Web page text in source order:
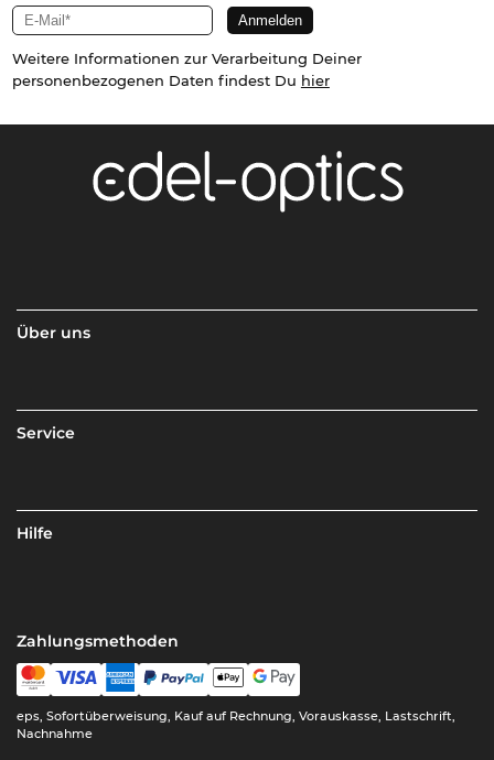
Weitere Informationen zur Verarbeitung Deiner
personenbezogenen Daten findest Du hier
Über uns
Service
Hilfe
Zahlungsmethoden
eps, Sofortüberweisung, Kauf auf Rechnung, Vorauskasse, Lastschrift,
Nachnahme